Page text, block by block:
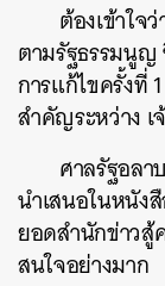
ต้องเข้าใจ
ตามรัฐธรรมนูญ
การแก้ไขครั้งที่
สำคัญระหว่าง
ศาลรัฐอล
นำเสนอในหนัง
ยอดสำนักข่าวสู้
สนใจอย่างมาก